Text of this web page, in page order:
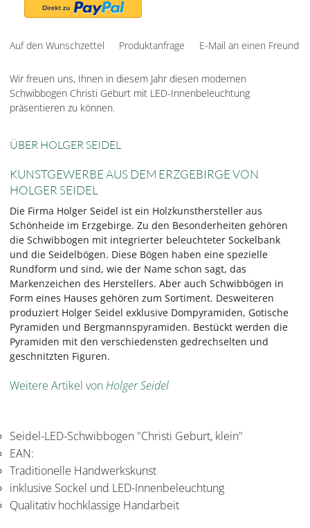
Auf den Wunschzettel Produktanfrage E-Mail an einen Freund
Wir freuen uns, Ihnen in diesem Jahr diesen modernen
Schwibbogen Christi Geburt mit LED-Innenbeleuchtung
präsentieren zu können.
ÜBER HOLGER SEIDEL
KUNSTGEWERBE AUS DEM ERZGEBIRGE VON
HOLGER SEIDEL
Die Firma Holger Seidel ist ein Holzkunsthersteller aus
Schönheide im Erzgebirge. Zu den Besonderheiten gehören
die Schwibbogen mit integrierter beleuchteter Sockelbank
und die Seidelbögen. Diese Bögen haben eine spezielle
Rundform und sind, wie der Name schon sagt, das
Markenzeichen des Herstellers. Aber auch Schwibbögen in
Form eines Hauses gehören zum Sortiment. Desweiteren
produziert Holger Seidel exklusive Dompyramiden, Gotische
Pyramiden und Bergmannspyramiden. Bestückt werden die
Pyramiden mit den verschiedensten gedrechselten und
geschnitzten Figuren.
Weitere Artikel vonHolger Seidel
Seidel-LED-Schwibbogen "Christi Geburt, klein"
EAN:
Traditionelle Handwerkskunst
inklusive Sockel und LED-Innenbeleuchtung
Qualitativ hochklassige Handarbeit